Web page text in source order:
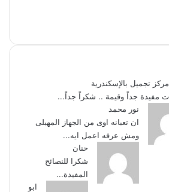
تجميل بالإسكندرية
مفيدة جداً وقيمة .. شكراً جداً...
نور محمد
ان تعبانه اوى من الجهاز المهبلى
ومش عرفه اعمل ايه...
حنان
شكرا للنصائح
المفيدة...
ابو